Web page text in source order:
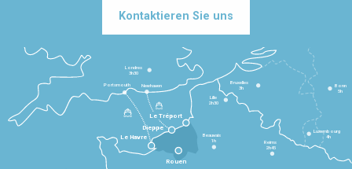
Kontaktieren Sie uns
Le Havre
Dieppe
Le Tréport
Beauvais
1h
Reims
2h45
Lille
2h30
Bruxelles
3h
Londres
3h30
Newhaven
Portsmouth
Bonn
5h
Luxembourg
4h
Rouen